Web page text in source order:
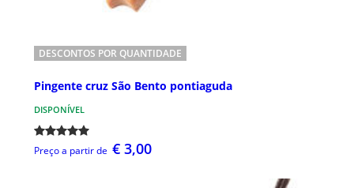
DESCONTOS POR QUANTIDADE
Pingente cruz São Bento pontiaguda
DISPONÍVEL
Preço a partir de € 3,00